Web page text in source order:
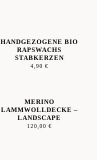
HANDGEZOGENE BIO
RAPSWACHS
STABKERZEN
4,90 €
MERINO
LAMMWOLLDECKE –
LANDSCAPE
120,00 €